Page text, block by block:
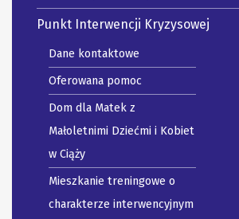
Punkt Interwencji Kryzysowej
Dane kontaktowe
Oferowana pomoc
Dom dla Matek z
Małoletnimi Dziećmi i Kobiet
w Ciąży
Mieszkanie treningowe o
charakterze interwencyjnym